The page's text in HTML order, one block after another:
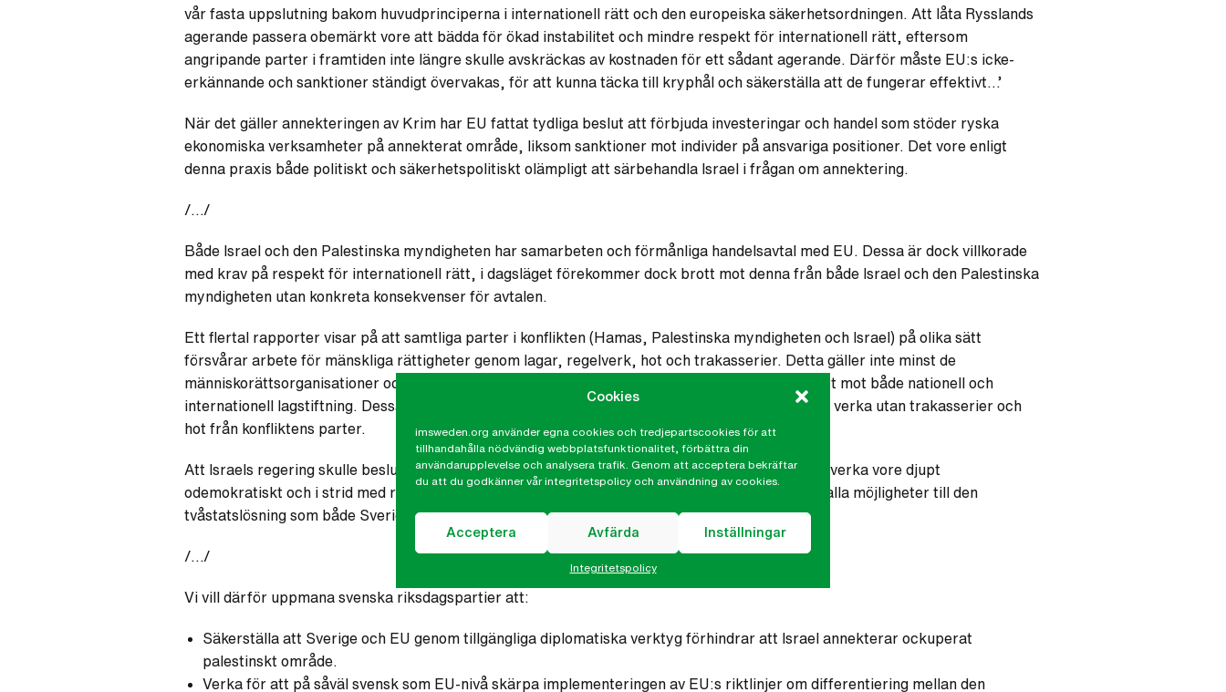
Cookies
imsweden.org använder egna cookies och tredjepartscookies för att
tillhandahålla nödvändig webbplatsfunktionalitet, förbättra din
användarupplevelse och analysera trafik. Genom att acceptera bekräftar
du att du godkänner vår integritetspolicy och användning av cookies.
Acceptera Avfärda Inställningar
Integritetspolicy
vår fasta uppslutning bakom huvudprinciperna i internationell rätt och den europeiska säkerhetsordningen. Att låta Rysslands
agerande passera obemärkt vore att bädda för ökad instabilitet och mindre respekt för internationell rätt, eftersom
angripande parter i framtiden inte längre skulle avskräckas av kostnaden för ett sådant agerande. Därför måste EU:s icke-
erkännande och sanktioner ständigt övervakas, för att kunna täcka till kryphål och säkerställa att de fungerar effektivt…’
När det gäller annekteringen av Krim har EU fattat tydliga beslut att förbjuda investeringar och handel som stöder ryska
ekonomiska verksamheter på annekterat område, liksom sanktioner mot individer på ansvariga positioner. Det vore enligt
denna praxis både politiskt och säkerhetspolitiskt olämpligt att särbehandla Israel i frågan om annektering.
/…/
Både Israel och den Palestinska myndigheten har samarbeten och förmånliga handelsavtal med EU. Dessa är dock villkorade
med krav på respekt för internationell rätt, i dagsläget förekommer dock brott mot denna från både Israel och den Palestinska
myndigheten utan konkreta konsekvenser för avtalen.
Ett flertal rapporter visar på att samtliga parter i konflikten (Hamas, Palestinska myndigheten och Israel) på olika sätt
försvårar arbete för mänskliga rättigheter genom lagar, regelverk, hot och trakasserier. Detta gäller inte minst de
människorättsorganisationer och människorättsförsvarare som övervakar och rapporterar brott mot både nationell och
internationell lagstiftning. Dessa är röster som precis som i andra konflikter måste få tillåtas att verka utan trakasserier och
hot från konfliktens parter.
Att Israels regering skulle besluta över palestiniernas framtid utan att de själva har möjlighet påverka vore djupt
odemokratiskt och i strid med rättsstatens principer, och riskerar också att slutgiltigt förstöra alla möjligheter till den
tvåstatslösning som både Sverige och EU verkar för.
/…/
Vi vill därför uppmana svenska riksdagspartier att:
Säkerställa att Sverige och EU genom tillgängliga diplomatiska verktyg förhindrar att Israel annekterar ockuperat
palestinskt område.
Verka för att på såväl svensk som EU-nivå skärpa implementeringen av EU:s riktlinjer om differentiering mellan den